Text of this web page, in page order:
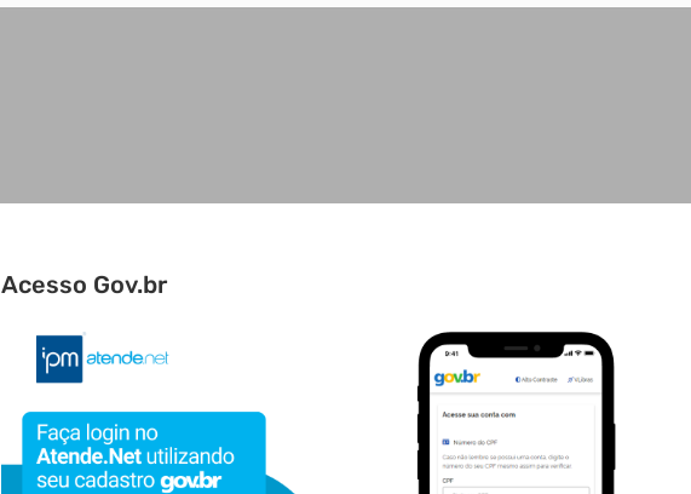
Acesso Gov.br